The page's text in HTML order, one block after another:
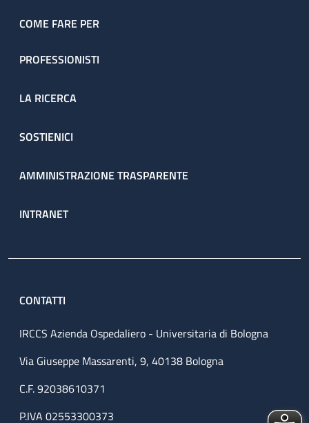
attraverso il percorso ambulatoriale complesso (PAC).
COME FARE PER
PROFESSIONISTI
LA RICERCA
SOSTIENICI
AMMINISTRAZIONE TRASPARENTE
INTRANET
CONTATTI
IRCCS Azienda Ospedaliero - Universitaria di Bologna
Via Giuseppe Massarenti, 9, 40138 Bologna
C.F. 92038610371
P.IVA 02553300373